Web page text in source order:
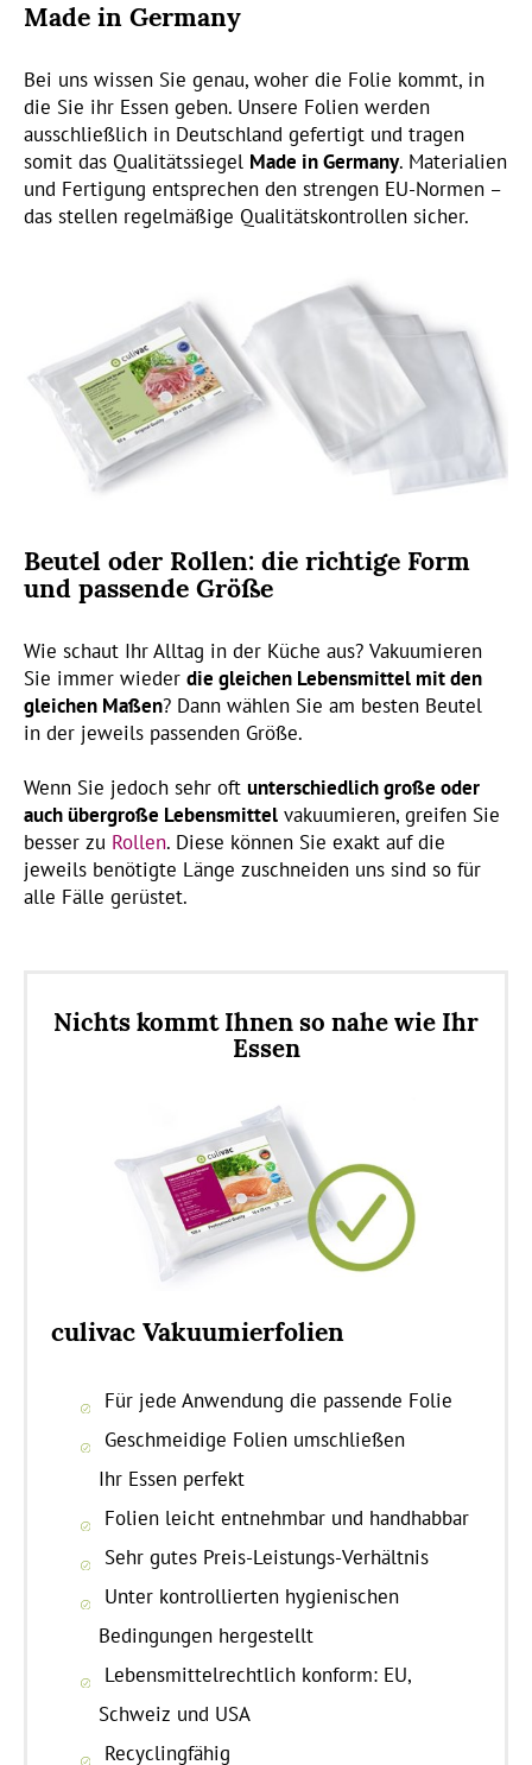
Made in Germany
Bei uns wissen Sie genau, woher die Folie kommt, in
die Sie ihr Essen geben. Unsere Folien werden
ausschließlich in Deutschland gefertigt und tragen
somit das Qualitätssiegel Made in Germany. Materialien
und Fertigung entsprechen den strengen EU-Normen –
das stellen regelmäßige Qualitätskontrollen sicher.
Beutel oder Rollen: die richtige Form
und passende Größe
Wie schaut Ihr Alltag in der Küche aus? Vakuumieren
Sie immer wieder die gleichen Lebensmittel mit den
gleichen Maßen? Dann wählen Sie am besten Beutel
in der jeweils passenden Größe.
Wenn Sie jedoch sehr oft unterschiedlich große oder
auch übergroße Lebensmittel vakuumieren, greifen Sie
besser zu Rollen. Diese können Sie exakt auf die
jeweils benötigte Länge zuschneiden uns sind so für
alle Fälle gerüstet.
Nichts kommt Ihnen so nahe wie Ihr
Essen
culivac Vakuumierfolien
Für jede Anwendung die passende Folie
Geschmeidige Folien umschließen
Ihr Essen perfekt
Folien leicht entnehmbar und handhabbar
Sehr gutes Preis-Leistungs-Verhältnis
Unter kontrollierten hygienischen
Bedingungen hergestellt
Lebensmittelrechtlich konform: EU,
Schweiz und USA
Recyclingfähig